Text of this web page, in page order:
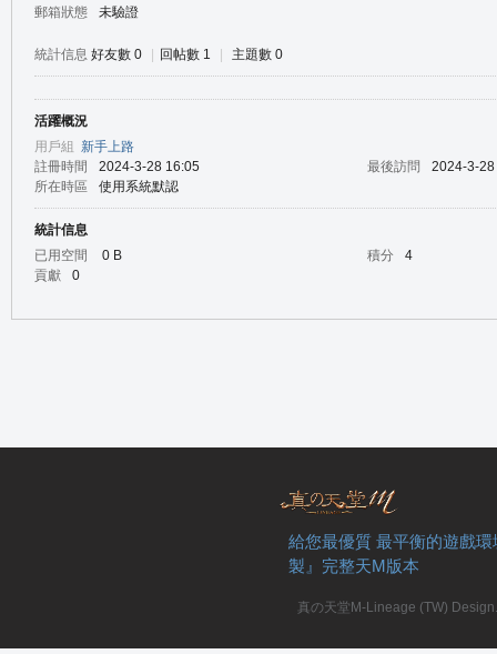
郵箱狀態
未驗證
統計信息 好友數 0 回帖數 1 主題數 0
活躍概況
用戶組 新手上路
註冊時間
2024-3-28 16:05 最後訪問
2024-3-
所在時區
使用系統默認
統計信息
已用空間
0 B 積分
4
貢獻
0
給您最優質 最平衡的遊戲
製』完整天M版本
真の天堂M-Lineage (TW)